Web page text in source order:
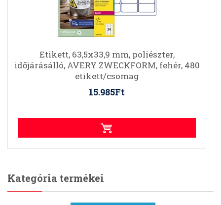
Etikett, 63,5x33,9 mm, poliészter,
időjárásálló, AVERY ZWECKFORM, fehér, 480
etikett/csomag
15.985Ft
Kategória termékei